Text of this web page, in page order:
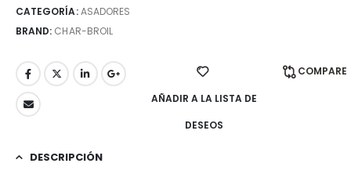
CATEGORÍA:ASADORES
BRAND: CHAR-BROIL
AÑADIR A LA LISTA DE
DESEOS
COMPARE
DESCRIPCIÓN